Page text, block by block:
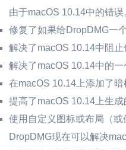
由于macOS 10.14中的错误
修复了如果给DropDMG一
解决了macOS 10.14中阻止
解决了macOS 10.14中的
在macOS 10.14上添加了暗
提高了macOS 10.14上生成
使用自定义图标或布局（
DropDMG现在可以解决